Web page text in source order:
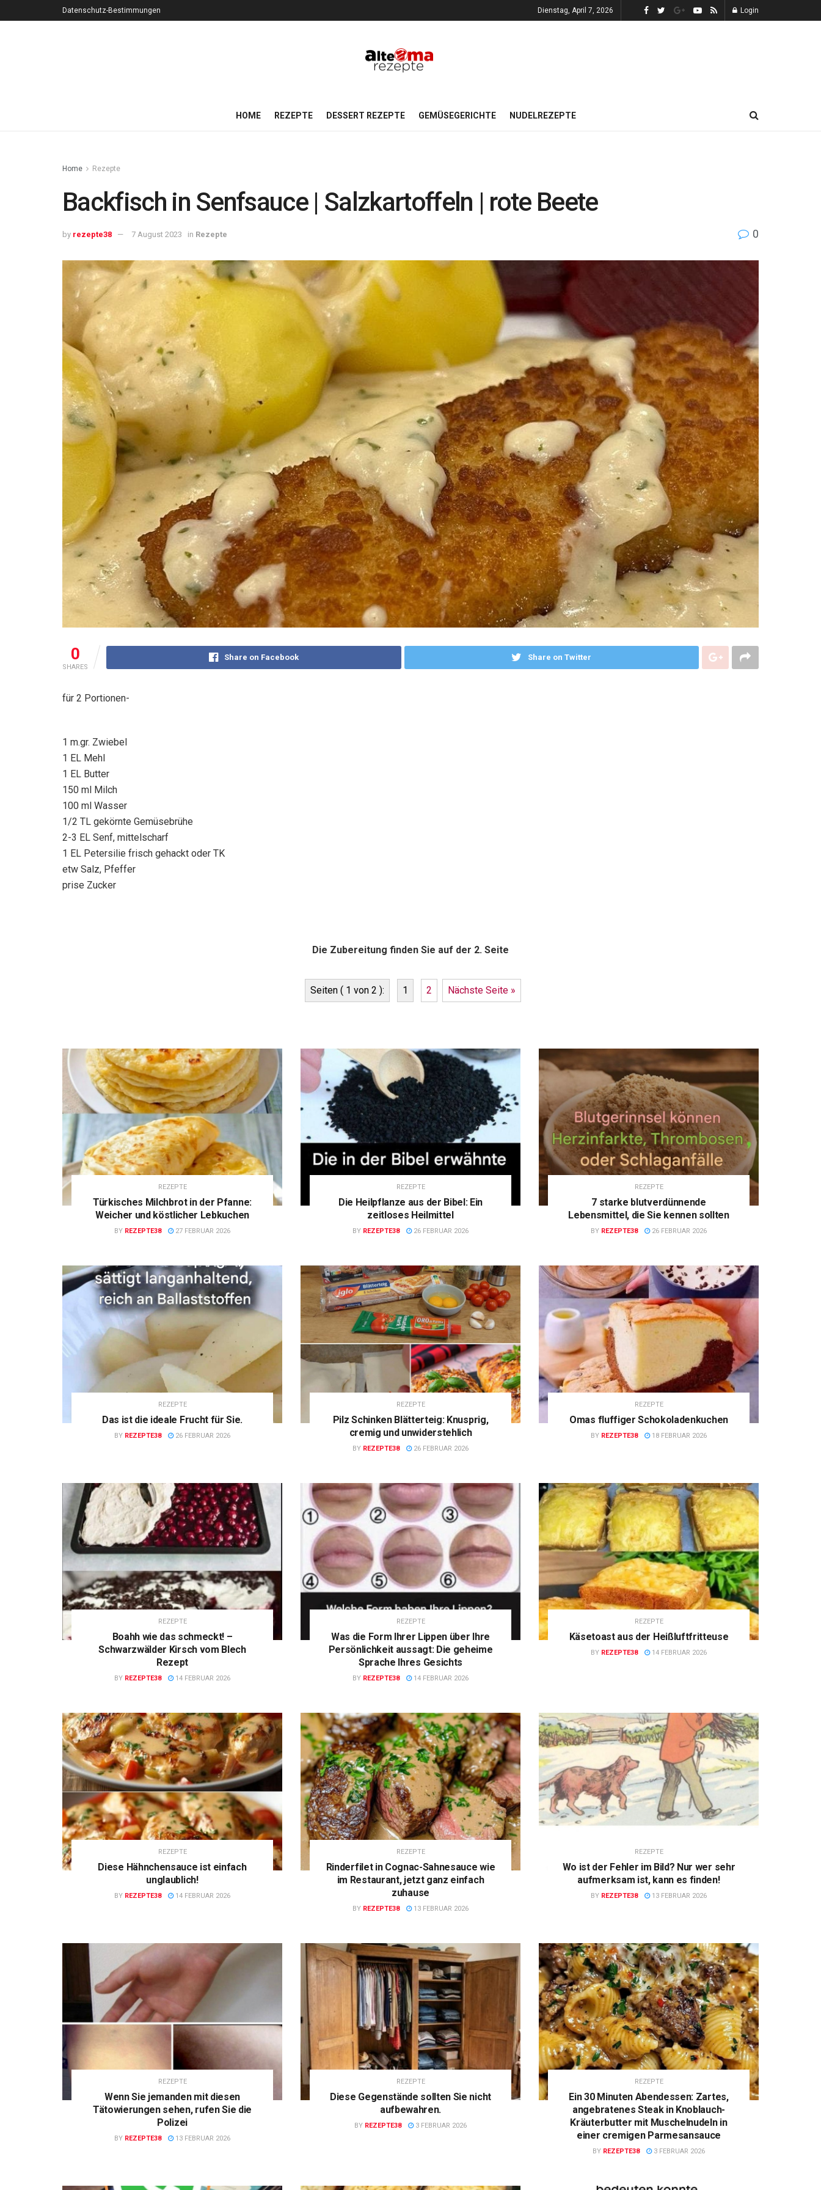
Datenschutz-Bestimmungen Dienstag, April 7, 2026 Login
HOME REZEPTE DESSERT REZEPTE GEMÜSEGERICHTE NUDELREZEPTE
Home Rezepte
Backfisch in Senfsauce | Salzkartoffeln | rote Beete
by rezepte38 7 August 2023 in Rezepte 0
0
SHARES
Share on Facebook Share on Twitter
für 2 Portionen-
1 m.gr. Zwiebel
1 EL Mehl
1 EL Butter
150 ml Milch
100 ml Wasser
1/2 TL gekörnte Gemüsebrühe
2-3 EL Senf, mittelscharf
1 EL Petersilie frisch gehackt oder TK
etw Salz, Pfeffer
prise Zucker
Die Zubereitung finden Sie auf der 2. Seite
Seiten ( 1 von 2 ): 1 2 Nächste Seite »
REZEPTE
Türkisches Milchbrot in der Pfanne:
Weicher und köstlicher Lebkuchen
BY REZEPTE38 27 FEBRUAR 2026
REZEPTE
Die Heilpflanze aus der Bibel: Ein
zeitloses Heilmittel
BY REZEPTE38 26 FEBRUAR 2026
REZEPTE
7 starke blutverdünnende
Lebensmittel, die Sie kennen sollten
BY REZEPTE38 26 FEBRUAR 2026
REZEPTE
Das ist die ideale Frucht für Sie.
BY REZEPTE38 26 FEBRUAR 2026
REZEPTE
Pilz Schinken Blätterteig: Knusprig,
cremig und unwiderstehlich
BY REZEPTE38 26 FEBRUAR 2026
REZEPTE
Omas fluffiger Schokoladenkuchen
BY REZEPTE38 18 FEBRUAR 2026
REZEPTE
Boahh wie das schmeckt! –
Schwarzwälder Kirsch vom Blech
Rezept
BY REZEPTE38 14 FEBRUAR 2026
REZEPTE
Was die Form Ihrer Lippen über Ihre
Persönlichkeit aussagt: Die geheime
Sprache Ihres Gesichts
BY REZEPTE38 14 FEBRUAR 2026
REZEPTE
Käsetoast aus der Heißluftfritteuse
BY REZEPTE38 14 FEBRUAR 2026
REZEPTE
Diese Hähnchensauce ist einfach
unglaublich!
BY REZEPTE38 14 FEBRUAR 2026
REZEPTE
Rinderfilet in Cognac-Sahnesauce wie
im Restaurant, jetzt ganz einfach
zuhause
BY REZEPTE38 13 FEBRUAR 2026
REZEPTE
Wo ist der Fehler im Bild? Nur wer sehr
aufmerksam ist, kann es finden!
BY REZEPTE38 13 FEBRUAR 2026
REZEPTE
Wenn Sie jemanden mit diesen
Tätowierungen sehen, rufen Sie die
Polizei
BY REZEPTE38 13 FEBRUAR 2026
REZEPTE
Diese Gegenstände sollten Sie nicht
aufbewahren.
BY REZEPTE38 3 FEBRUAR 2026
REZEPTE
Ein 30 Minuten Abendessen: Zartes,
angebratenes Steak in Knoblauch-
Kräuterbutter mit Muschelnudeln in
einer cremigen Parmesansauce
BY REZEPTE38 3 FEBRUAR 2026